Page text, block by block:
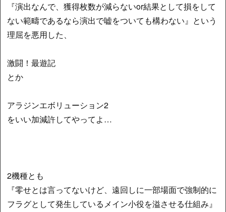
『演出なんで、獲得枚数が減らないor結果として損をして
ない範疇であるなら演出で嘘をついても構わない』という
理屈を悪用した、
激闘！最遊記
とか
アラジンエボリューション2
をいい加減許してやってよ…
2機種とも
『零せとは言ってないけど、遠回しに一部場面で強制的に
フラグとして発生しているメイン小役を溢させる仕組み』